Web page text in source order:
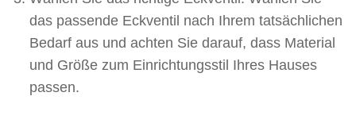
das passende Eckventil nach Ihrem tatsächlichen
Bedarf aus und achten Sie darauf, dass Material
und Größe zum Einrichtungsstil Ihres Hauses
passen.